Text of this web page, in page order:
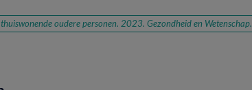
oudere personen. 2023. Gezondheid en Wetenschap.